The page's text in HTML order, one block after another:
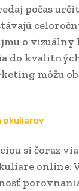
počas
o
do
môžu
okuliarov
si čoraz
online.